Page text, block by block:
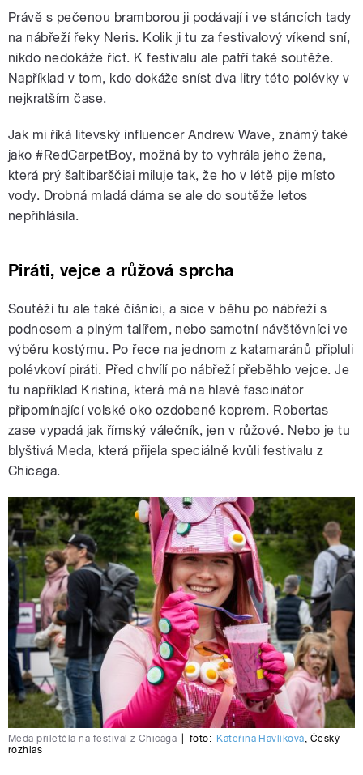
Právě s pečenou bramborou ji podávají i ve stáncích tady
na nábřeží řeky Neris. Kolik ji tu za festivalový víkend sní,
nikdo nedokáže říct. K festivalu ale patří také soutěže.
Například v tom, kdo dokáže sníst dva litry této polévky v
nejkratším čase.
Jak mi říká litevský influencer Andrew Wave, známý také
jako #RedCarpetBoy, možná by to vyhrála jeho žena,
která prý šaltibarščiai miluje tak, že ho v létě pije místo
vody. Drobná mladá dáma se ale do soutěže letos
nepřihlásila.
Piráti, vejce a růžová sprcha
Soutěží tu ale také číšníci, a sice v běhu po nábřeží s
podnosem a plným talířem, nebo samotní návštěvníci ve
výběru kostýmu. Po řece na jednom z katamaránů připluli
polévkoví piráti. Před chvílí po nábřeží přeběhlo vejce. Je
tu například Kristina, která má na hlavě fascinátor
připomínající volské oko ozdobené koprem. Robertas
zase vypadá jak římský válečník, jen v růžové. Nebo je tu
blyštivá Meda, která přijela speciálně kvůli festivalu z
Chicaga.
Meda přiletěla na festival z Chicaga foto: Kateřina Havlíková, Český
rozhlas